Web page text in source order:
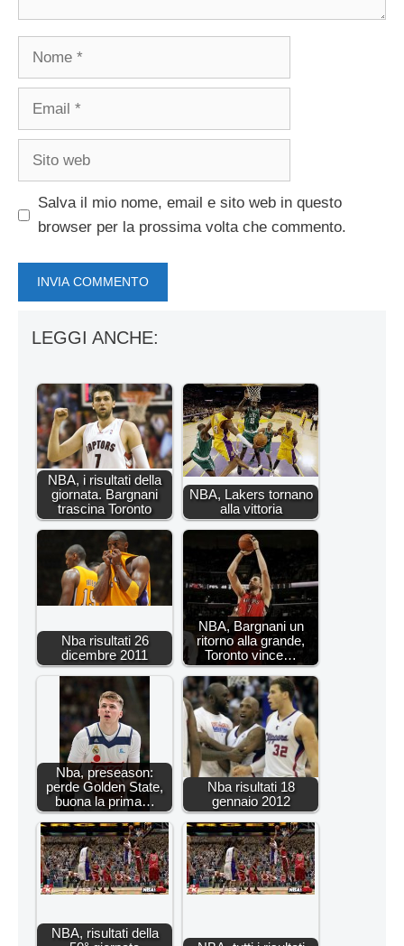
Nome
Email
Sito
Salva il mio nome, email e sito web in questo
browser per la prossima volta che commento.
LEGGI ANCHE:
NBA, i risultati della
giornata. Bargnani
trascina Toronto
NBA, Lakers tornano
alla vittoria
Nba risultati 26
dicembre 2011
NBA, Bargnani un
ritorno alla grande,
Toronto vince…
Nba, preseason:
perde Golden State,
buona la prima…
Nba risultati 18
gennaio 2012
NBA, risultati della